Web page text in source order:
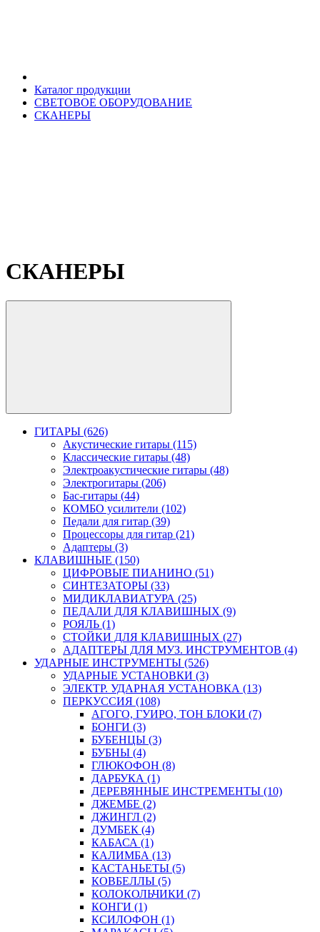
Каталог продукции
СВЕТОВОЕ ОБОРУДОВАНИЕ
СКАНЕРЫ
СКАНЕРЫ
ГИТАРЫ (626)
Акустические гитары (115)
Классические гитары (48)
Электроакустические гитары (48)
Электрогитары (206)
Бас-гитары (44)
КОМБО усилители (102)
Педали для гитар (39)
Процессоры для гитар (21)
Адаптеры (3)
КЛАВИШНЫЕ (150)
ЦИФРОВЫЕ ПИАНИНО (51)
СИНТЕЗАТОРЫ (33)
МИДИКЛАВИАТУРА (25)
ПЕДАЛИ ДЛЯ КЛАВИШНЫХ (9)
РОЯЛЬ (1)
СТОЙКИ ДЛЯ КЛАВИШНЫХ (27)
АДАПТЕРЫ ДЛЯ МУЗ. ИНСТРУМЕНТОВ (4)
УДАРНЫЕ ИНСТРУМЕНТЫ (526)
УДАРНЫЕ УСТАНОВКИ (3)
ЭЛЕКТР. УДАРНАЯ УСТАНОВКА (13)
ПЕРКУССИЯ (108)
АГОГО, ГУИРО, ТОН БЛОКИ (7)
БОНГИ (3)
БУБЕНЦЫ (3)
БУБНЫ (4)
ГЛЮКОФОН (8)
ДАРБУКА (1)
ДЕРЕВЯННЫЕ ИНСТРЕМЕНТЫ (10)
ДЖЕМБЕ (2)
ДЖИНГЛ (2)
ДУМБЕК (4)
КАБАСА (1)
КАЛИМБА (13)
КАСТАНЬЕТЫ (5)
КОВБЕЛЛЫ (5)
КОЛОКОЛЬЧИКИ (7)
КОНГИ (1)
КСИЛОФОН (1)